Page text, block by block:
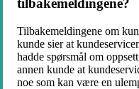
tilbakemeldingene?
Tilbakemeldingene om
kunde sier at
hadde spørsmål om
annen kunde at
noe som kan være en